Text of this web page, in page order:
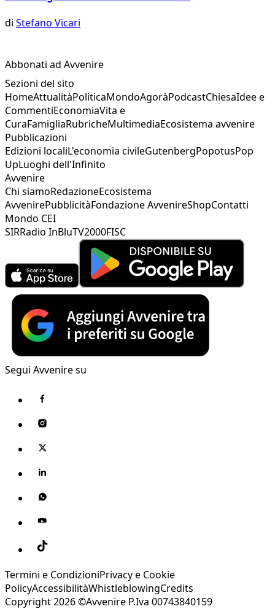
di Stefano Vicari
Abbonati ad Avvenire
Sezioni del sito
HomeAttualitàPoliticaMondoAgoràPodcastChiesaIdee e
CommentiEconomiaVita e
CuraFamigliaRubricheMultimediaEcosistema avvenire
Pubblicazioni
Edizioni localiL'economia civileGutenbergPopotusPop
UpLuoghi dell'Infinito
Avvenire
Chi siamoRedazioneEcosistema
AvvenirePubblicitàFondazione AvvenireShopContatti
Mondo CEI
SIRRadio InBluTV2000FISC
Segui Avvenire su
Termini e CondizioniPrivacy e Cookie
PolicyAccessibilitàWhistleblowingCredits
Copyright 2026 ©Avvenire P.Iva 00743840159